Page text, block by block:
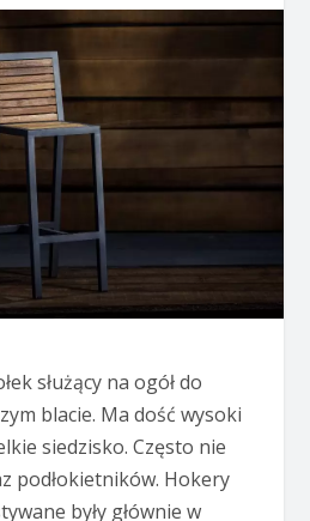
służący na ogół do
blacie. Ma dość wysoki
siedzisko. Często nie
podłokietników. Hokery
były głównie w